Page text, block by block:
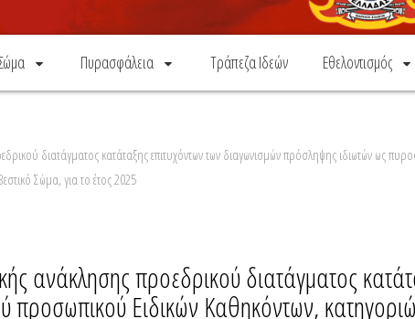
Πυρασφάλεια Τράπεζα Ιδεών Εθελοντισμός
διατάγματος κατάταξης επιτυχόντων των διαγωνισμών πρόσληψης ιδιωτών ως
Σώμα, για το έτος 2025
ανάκλησης προεδρικού διατάγματος
προσωπικού Ειδικών Καθηκόντων,